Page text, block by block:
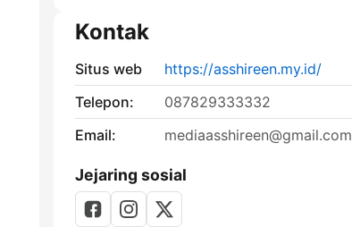
Kontak
Situs web
https://asshireen.my.id/
Telepon:
087829333332
Email:
mediaasshireen@gmail.com
Jejaring sosial